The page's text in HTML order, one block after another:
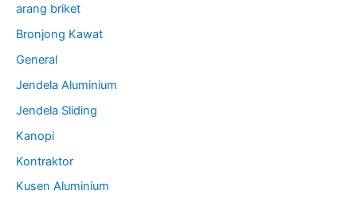
arang briket
Bronjong Kawat
General
Jendela Aluminium
Jendela Sliding
Kanopi
Kontraktor
Kusen Aluminium